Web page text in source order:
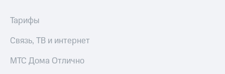
капитал
и
Тарифы
Связь, ТВ и интернет
МТС Дома Отлично